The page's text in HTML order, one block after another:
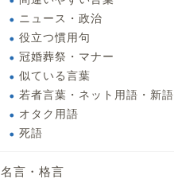
ニュース・政治
役立つ慣用句
冠婚葬祭・マナー
似ている言葉
若者言葉・ネット用語・新語
オタク用語
死語
名言・格言